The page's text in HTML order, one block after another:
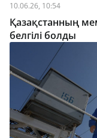
10.06.26, 10:54
Қазақстанның
белгілі болды